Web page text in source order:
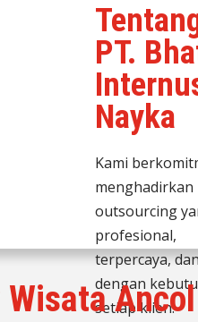
PT.
Nayka
Kami
menghadirkan
outsourcing
profesional,
terpercaya,
dengan
setiap klien.
Ancol